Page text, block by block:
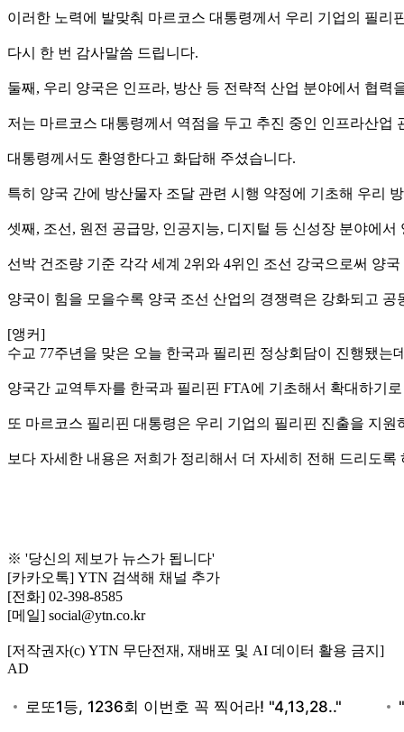
이러한 노력에 발맞춰 마르코스 대통령께서 우리 기업의 필
다시 한 번 감사말씀 드립니다.
둘째, 우리 양국은 인프라, 방산 등 전략적 산업 분야에서 협력
저는 마르코스 대통령께서 역점을 두고 추진 중인 인프라산
대통령께서도 환영한다고 화답해 주셨습니다.
특히 양국 간에 방산물자 조달 관련 시행 약정에 기초해 우리
셋째, 조선, 원전 공급망, 인공지능, 디지털 등 신성장 분야에
선박 건조량 기준 각각 세계 2위와 4위인 조선 강국으로써 양
양국이 힘을 모을수록 양국 조선 산업의 경쟁력은 강화되고
[앵커]
수교 77주년을 맞은 오늘 한국과 필리핀 정상회담이 진행됐는
양국간 교역투자를 한국과 필리핀 FTA에 기초해서 확대하기
또 마르코스 필리핀 대통령은 우리 기업의 필리핀 진출을 지원
보다 자세한 내용은 저희가 정리해서 더 자세히 전해 드리도록
※ '당신의 제보가 뉴스가 됩니다'
[카카오톡] YTN 검색해 채널 추가
[전화] 02-398-8585
[메일] social@ytn.co.kr
[저작권자(c) YTN 무단전재, 재배포 및 AI 데이터 활용 금지]
AD